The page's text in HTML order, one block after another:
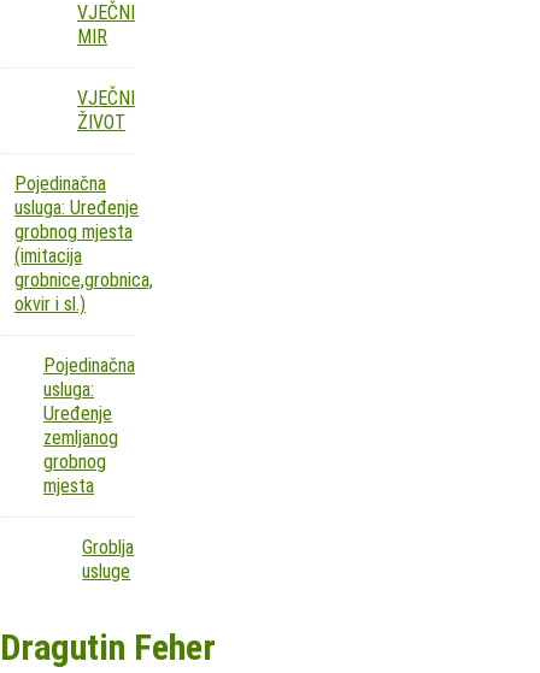
VJEČNI
MIR
VJEČNI
ŽIVOT
Pojedinačna
usluga: Uređenje
grobnog mjesta
(imitacija
grobnice,grobnica,
okvir i sl.)
Pojedinačna
usluga:
Uređenje
zemljanog
grobnog
mjesta
Groblja
usluge
Dragutin Feher